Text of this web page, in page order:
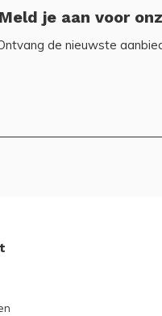
Meld je aan voor
de nieuwste